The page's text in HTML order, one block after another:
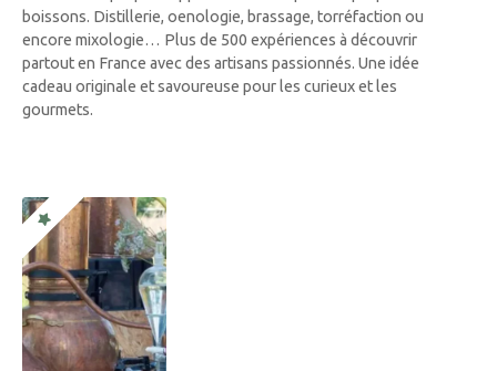
boissons. Distillerie, oenologie, brassage, torréfaction ou
encore mixologie… Plus de 500 expériences à découvrir
partout en France avec des artisans passionnés. Une idée
cadeau originale et savoureuse pour les curieux et les
gourmets.